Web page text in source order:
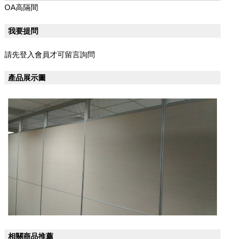
OA高隔間
我要提問
請先登入會員才可留言詢問
產品展示圖
相關商品推薦